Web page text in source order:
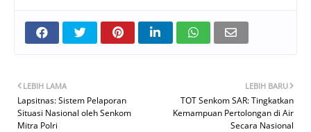
LEBIH BARU
TOT Senkom SAR: Tingkatkan
Kemampuan Pertolongan di Air
Secara Nasional
LEBIH LAMA
Lapsitnas: Sistem Pelaporan
Situasi Nasional oleh Senkom
Mitra Polri